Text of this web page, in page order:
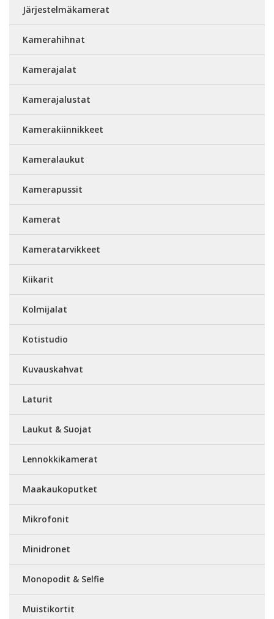
Järjestelmäkamerat
Kamerahihnat
Kamerajalat
Kamerajalustat
Kamerakiinnikkeet
Kameralaukut
Kamerapussit
Kamerat
Kameratarvikkeet
Kiikarit
Kolmijalat
Kotistudio
Kuvauskahvat
Laturit
Laukut & Suojat
Lennokkikamerat
Maakaukoputket
Mikrofonit
Minidronet
Monopodit & Selfie
Muistikortit